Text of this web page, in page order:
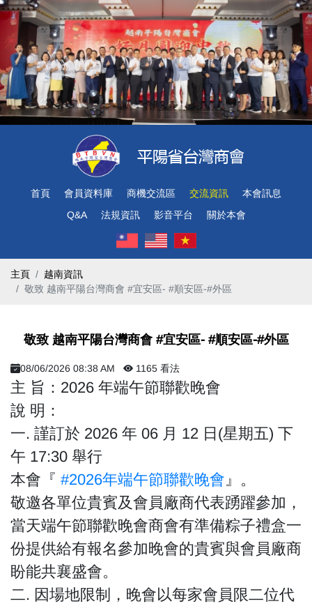
首頁 會員資料庫 商機交流區 交流資訊
本會訊息
Q&A
法規資訊 影音平台 關於本會
主頁
越南資訊
敬致 越南平陽台灣商會 #宜安區- #順安區-#外區
敬致 越南平陽台灣商會 #宜安區- #順安區-#外區
08/06/2026 08:38 AM 1165 看法
主 旨：2026 年端午節聯歡晚會
說 明：
一. 謹訂於 2026 年 06 月 12 日(星期五) 下
午 17:30 舉行
本會『 #2026年端午節聯歡晚會 』。
敬邀各單位貴賓及會員廠商代表踴躍參加，
當天端午節聯歡晚會商會有準備粽子禮盒一
份提供給有報名參加晚會的貴賓與會員廠商
盼能共襄盛會。
二. 因場地限制，晚會以每家會員限二位代